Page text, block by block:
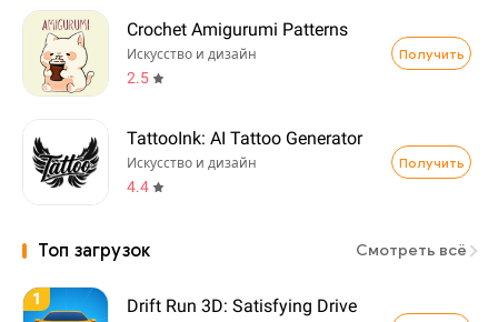
Crochet Amigurumi Patterns
Искусство и дизайн
2.5
Получить
TattooInk: AI Tattoo Generator
Искусство и дизайн
4.4
Получить
Топ загрузок Смотреть всё
1 Drift Run 3D: Satisfying Drive